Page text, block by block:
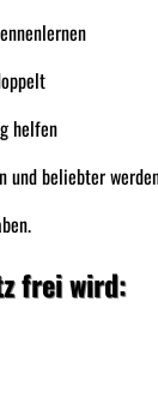
helfen
und beliebter
frei wird: